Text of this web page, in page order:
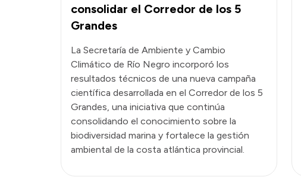
consolidar el Corredor de los 5
Grandes
La Secretaría de Ambiente y Cambio
Climático de Río Negro incorporó los
resultados técnicos de una nueva campaña
científica desarrollada en el Corredor de los 5
Grandes, una iniciativa que continúa
consolidando el conocimiento sobre la
biodiversidad marina y fortalece la gestión
ambiental de la costa atlántica provincial.